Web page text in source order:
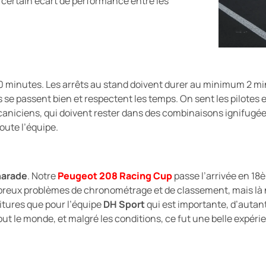
minutes. Les arrêts au stand doivent durer au minimum 2
passent bien et respectent les temps. On sent les
qui doivent rester dans des combinaisons
l’équipe.
. NotrePeugeot 208 Racing Cuppasse l’arrivée en
problèmes de chronométrage et de classement, mais là
que pour l’équipeDH Sportqui est importante,
le monde, et malgré les conditions, ce fut une belle